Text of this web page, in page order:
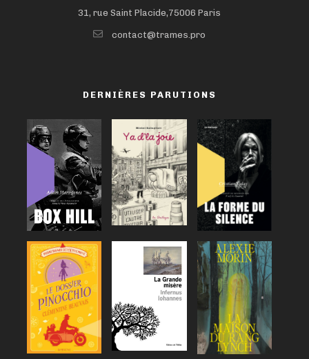
31, rue Saint Placide,75006 Paris
contact@trames.pro
DERNIÈRES PARUTIONS